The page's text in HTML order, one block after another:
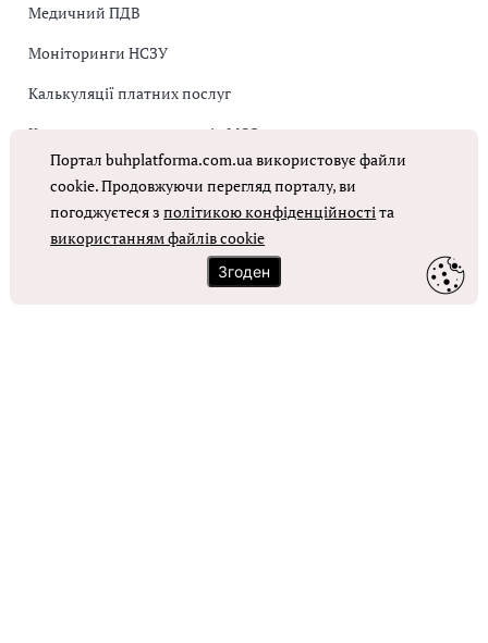
Медичний ПДВ
Моніторинги НСЗУ
Калькуляції платних послуг
Коригувальна накладна від МОЗ
Оплата праці в КНП
ОТРИМАТИ ДОСТУП
Портал buhplatforma.com.ua використовує файли
cookie. Продовжуючи перегляд порталу, ви
погоджуєтеся зполітикою конфіденційностіта
використанням файлів cookie
Згоден